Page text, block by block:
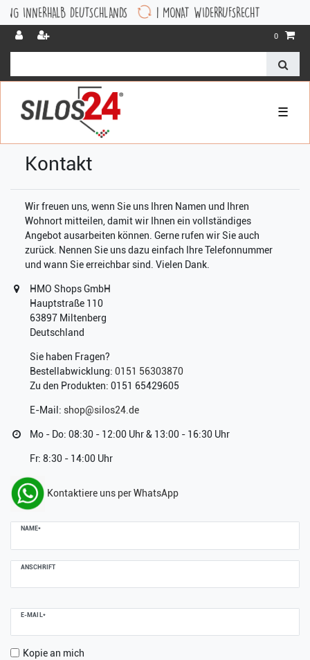
DEUTSCHLANDS 1 MONAT WIDERRUFSRECHT
0
☰
Kontakt
Wir freuen uns, wenn Sie uns Ihren Namen und Ihren
Wohnort mitteilen, damit wir Ihnen ein vollständiges
Angebot ausarbeiten können. Gerne rufen wir Sie auch
zurück. Nennen Sie uns dazu einfach Ihre Telefonnummer
und wann Sie erreichbar sind. Vielen Dank.
HMO Shops GmbH
Hauptstraße 110
63897 Miltenberg
Deutschland
Sie haben Fragen?
Bestellabwicklung: 0151 56303870
Zu den Produkten: 0151 65429605
E-Mail: shop@silos24.de
Mo - Do: 08:30 - 12:00 Uhr & 13:00 - 16:30 Uhr
Fr: 8:30 - 14:00 Uhr
Kontaktiere uns per WhatsApp
NAME*
ANSCHRIFT
E-MAIL*
Kopie an mich
Ceres::Template.mailFormHoneypotLabel